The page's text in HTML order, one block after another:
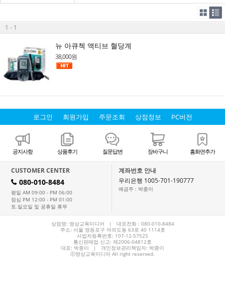
1 - 1
뉴 아큐첵 액티브 혈당계
38,000원
로그인 회원가입 주문조회 상점정보 PC버전
공지사항 상품후기 질문답변 장바구니 홈화면추가
CUSTOMER CENTER
H 080-010-8484
평일 AM 09:00 - PM 06:00
점심 PM 12:00 - PM 01:00
토.일요일 및 공휴일 휴무
계좌번호 안내
우리은행 1005-701-190777
예금주 : 박종이
상점명: 영상교육미디어 | 대표전화 : 080-010-8484
주소: 서울 영등포구 여의도동 63로 40 1114호
사업자등록번호: 107-12-57525
통신판매업 신고: 제2006-04812호
대표: 박종이 | 개인정보관리책임자: 박종이
ⓒ영상교육미디어 All right reserved.